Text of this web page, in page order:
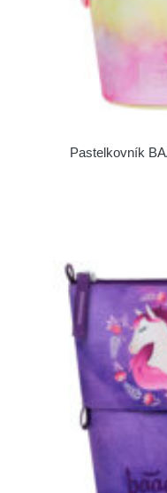
Pastelkovník